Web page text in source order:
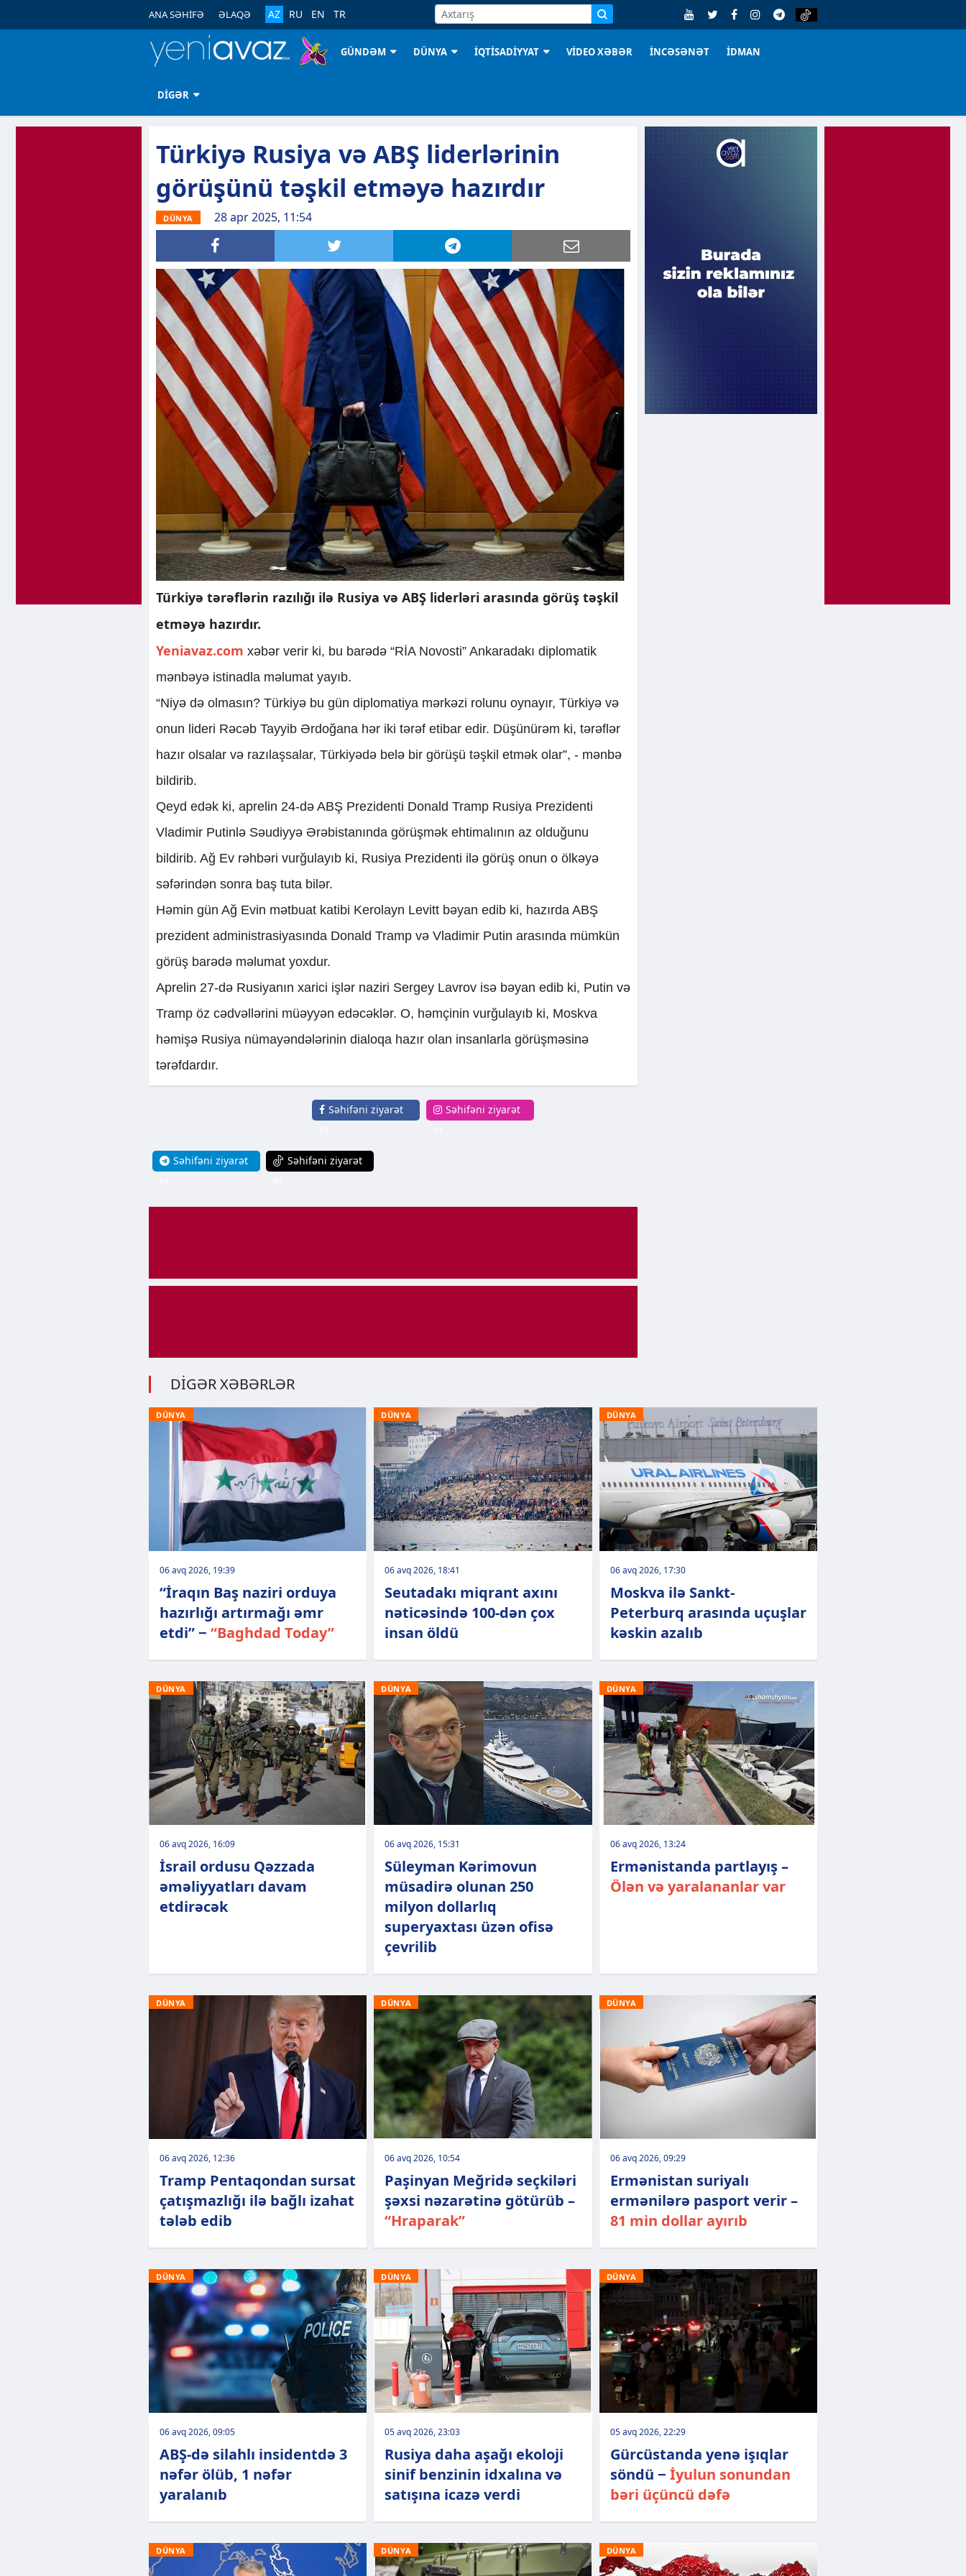
ANA SƏHİFƏ ƏLAQƏ AZ RU EN TR
GÜNDƏM DÜNYA İQTİSADİYYAT VİDEO XƏBƏR İNCƏSƏNƏT İDMAN
DİGƏR
Türkiyə Rusiya və ABŞ liderlərinin
görüşünü təşkil etməyə hazırdır
DÜNYA 28 apr 2025, 11:54
Türkiyə tərəflərin razılığı ilə Rusiya və ABŞ liderləri arasında görüş təşkil
etməyə hazırdır.
Yeniavaz.com xəbər verir ki, bu barədə “RİA Novosti” Ankaradakı diplomatik
mənbəyə istinadla məlumat yayıb.
“Niyə də olmasın? Türkiyə bu gün diplomatiya mərkəzi rolunu oynayır, Türkiyə və
onun lideri Rəcəb Tayyib Ərdoğana hər iki tərəf etibar edir. Düşünürəm ki, tərəflər
hazır olsalar və razılaşsalar, Türkiyədə belə bir görüşü təşkil etmək olar”, - mənbə
bildirib.
Qeyd edək ki, aprelin 24-də ABŞ Prezidenti Donald Tramp Rusiya Prezidenti
Vladimir Putinlə Səudiyyə Ərəbistanında görüşmək ehtimalının az olduğunu
bildirib. Ağ Ev rəhbəri vurğulayıb ki, Rusiya Prezidenti ilə görüş onun o ölkəyə
səfərindən sonra baş tuta bilər.
Həmin gün Ağ Evin mətbuat katibi Kerolayn Levitt bəyan edib ki, hazırda ABŞ
prezident administrasiyasında Donald Tramp və Vladimir Putin arasında mümkün
görüş barədə məlumat yoxdur.
Aprelin 27-də Rusiyanın xarici işlər naziri Sergey Lavrov isə bəyan edib ki, Putin və
Tramp öz cədvəllərini müəyyən edəcəklər. O, həmçinin vurğulayıb ki, Moskva
həmişə Rusiya nümayəndələrinin dialoqa hazır olan insanlarla görüşməsinə
tərəfdardır.
Səhifəni ziyarət
Səhifəni ziyarət
Səhifəni ziyarət
Səhifəni ziyarət
DİGƏR XƏBƏRLƏR
DÜNYA
06 avq 2026, 19:39
“İraqın Baş naziri orduya
hazırlığı artırmağı əmr
etdi” − “Baghdad Today”
DÜNYA
06 avq 2026, 18:41
Seutadakı miqrant axını
nəticəsində 100-dən çox
insan öldü
DÜNYA
06 avq 2026, 17:30
Moskva ilə Sankt-
Peterburq arasında uçuşlar
kəskin azalıb
DÜNYA
06 avq 2026, 16:09
İsrail ordusu Qəzzada
əməliyyatları davam
etdirəcək
DÜNYA
06 avq 2026, 15:31
Süleyman Kərimovun
müsadirə olunan 250
milyon dollarlıq
superyaxtası üzən ofisə
çevrilib
DÜNYA
06 avq 2026, 13:24
Ermənistanda partlayış –
Ölən və yaralananlar var
DÜNYA
06 avq 2026, 12:36
Tramp Pentaqondan sursat
çatışmazlığı ilə bağlı izahat
tələb edib
DÜNYA
06 avq 2026, 10:54
Paşinyan Meğridə seçkiləri
şəxsi nəzarətinə götürüb –
“Hraparak”
DÜNYA
06 avq 2026, 09:29
Ermənistan suriyalı
ermənilərə pasport verir –
81 min dollar ayırıb
DÜNYA
06 avq 2026, 09:05
ABŞ-də silahlı insidentdə 3
nəfər ölüb, 1 nəfər
yaralanıb
DÜNYA
05 avq 2026, 23:03
Rusiya daha aşağı ekoloji
sinif benzinin idxalına və
satışına icazə verdi
DÜNYA
05 avq 2026, 22:29
Gürcüstanda yenə işıqlar
söndü − İyulun sonundan
bəri üçüncü dəfə
DÜNYA DÜNYA DÜNYA